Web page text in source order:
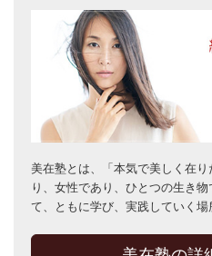
美在塾とは、「本気で美しく在
り、女性であり、ひとつの生き
て、ともに学び、実践していく場